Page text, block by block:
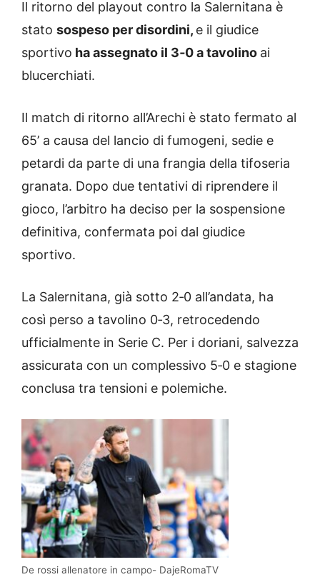
Il ritorno del playout contro la Salernitana è
stato sospeso per disordini, e il giudice
sportivo ha assegnato il 3‑0 a tavolino ai
blucerchiati.
Il match di ritorno all’Arechi è stato fermato al
65’ a causa del lancio di fumogeni, sedie e
petardi da parte di una frangia della tifoseria
granata. Dopo due tentativi di riprendere il
gioco, l’arbitro ha deciso per la sospensione
definitiva, confermata poi dal giudice
sportivo.
La Salernitana, già sotto 2‑0 all’andata, ha
così perso a tavolino 0‑3, retrocedendo
ufficialmente in Serie C. Per i doriani, salvezza
assicurata con un complessivo 5‑0 e stagione
conclusa tra tensioni e polemiche.
De rossi allenatore in campo- DajeRomaTV